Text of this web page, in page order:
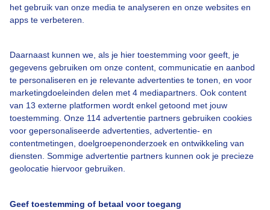
het gebruik van onze media te analyseren en onze websites en
apps te verbeteren.
Daarnaast kunnen we, als je hier toestemming voor geeft, je
gegevens gebruiken om onze content, communicatie en aanbod
te personaliseren en je relevante advertenties te tonen, en voor
marketingdoeleinden delen met 4 mediapartners. Ook content
van 13 externe platformen wordt enkel getoond met jouw
toestemming. Onze 114 advertentie partners gebruiken cookies
voor gepersonaliseerde advertenties, advertentie- en
contentmetingen, doelgroepenonderzoek en ontwikkeling van
diensten. Sommige advertentie partners kunnen ook je precieze
geolocatie hiervoor gebruiken.
Geef toestemming of betaal voor toegang
Een moment geduld aub...
Over Buienradar